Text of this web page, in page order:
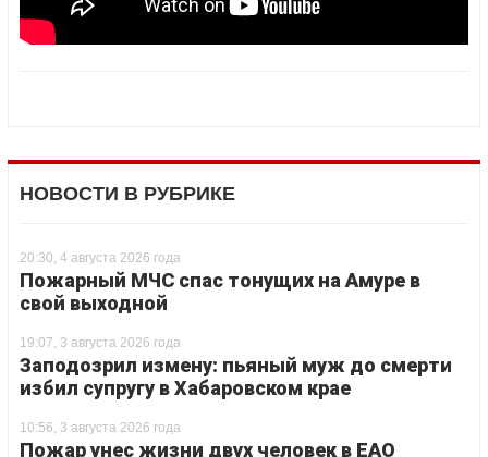
НОВОСТИ В РУБРИКЕ
20:30, 4 августа 2026 года
Пожарный МЧС спас тонущих на Амуре в
свой выходной
19:07, 3 августа 2026 года
Заподозрил измену: пьяный муж до смерти
избил супругу в Хабаровском крае
10:56, 3 августа 2026 года
Пожар унес жизни двух человек в ЕАО